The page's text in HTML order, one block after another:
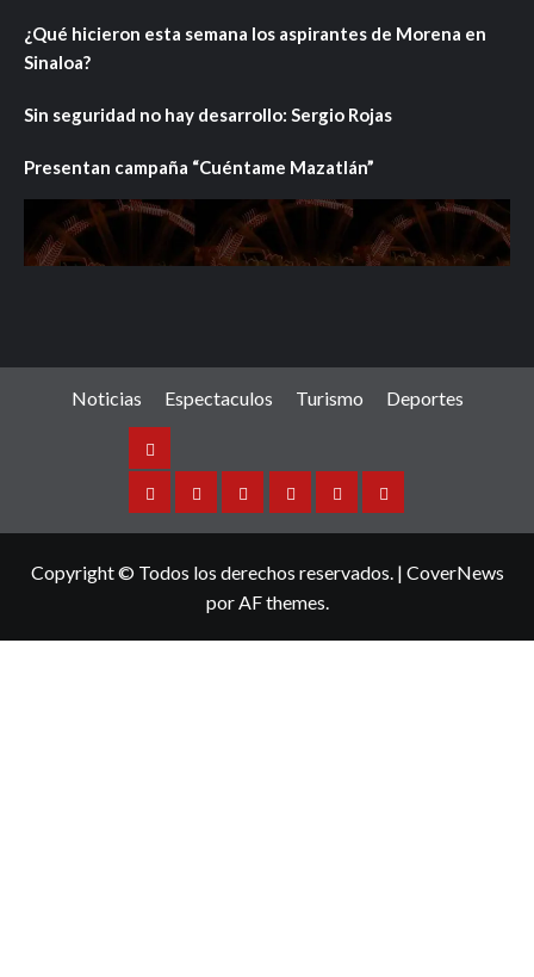
¿Qué hicieron esta semana los aspirantes de Morena en
Sinaloa?
Sin seguridad no hay desarrollo: Sergio Rojas
Presentan campaña “Cuéntame Mazatlán”
Noticias Espectaculos Turismo Deportes
Noticias
SinaloaNacionalInternacionalEspectaculos
TurismoDeportes
Copyright © Todos los derechos reservados. | CoverNews
por AF themes.